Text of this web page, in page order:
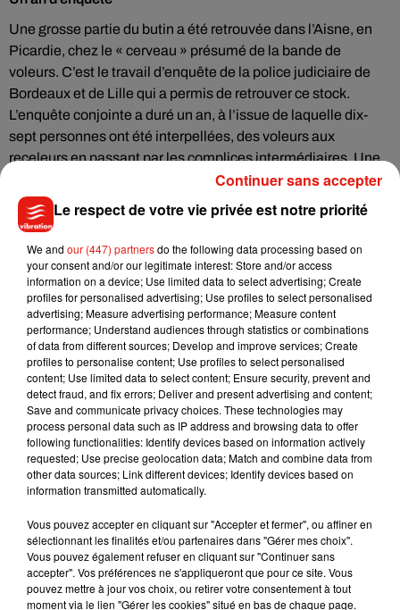
Une grosse partie du butin a été retrouvée dans l’Aisne, en
Picardie, chez le « cerveau » présumé de la bande de
voleurs. C’est le travail d’enquête de la police judiciaire de
Bordeaux et de Lille qui a permis de retrouver ce stock.
L’enquête conjointe a duré un an, à l’issue de laquelle dix-
sept personnes ont été interpellées, des voleurs aux
receleurs en passant par les complices intermédiaires. Une
trentaine de victimes a déjà été identifiée. Si vous
reconnaissez un objet, (et que vous êtes en mesure de
prouver que vous en êtes le propriétaire) n’hésitez pas à
contacter les enquêteurs de la police judiciaire de Bordeaux.
Par téléphone au05.57.85.75.41ou au05.57.85.77.00
par email à l’adresse suivante :
dipj.bordeaux@interieur.gouv.fr
Musique
7 août 2026
Julien Lieb s’essaye à la vie de chatelain
dans son nouveau clip
7 août 2026
Madonna sort enfin le remix de « Love
Sensation » avec Kylie Minogue
Le respect de votre vie privée est notre priorité
We and our (447) partnersdo the following data processing based on
your consent and/or our legitimate interest: Store and/or access
information on a device; Use limited data to select advertising; Create
profiles for personalised advertising; Use profiles to select personalised
advertising; Measure advertising performance; Measure content
performance; Understand audiences through statistics or combinations
of data from different sources; Develop and improve services; Create
profiles to personalise content; Use profiles to select personalised
content; Use limited data to select content; Ensure security, prevent and
detect fraud, and fix errors; Deliver and present advertising and content;
Save and communicate privacy choices. These technologies may
process personal data such as IP address and browsing data to offer
following functionalities: Identify devices based on information actively
requested; Use precise geolocation data; Match and combine data from
other data sources; Link different devices; Identify devices based on
information transmitted automatically.
Vous pouvez accepter en cliquant sur "Accepter et fermer", ou affiner en
sélectionnant les finalités et/ou partenaires dans "Gérer mes choix".
Vous pouvez également refuser en cliquant sur "Continuer sans
accepter". Vos préférences ne s'appliqueront que pour ce site. Vous
pouvez mettre à jour vos choix, ou retirer votre consentement à tout
moment via le lien "Gérer les cookies" situé en bas de chaque page.
Continuer sans accepter